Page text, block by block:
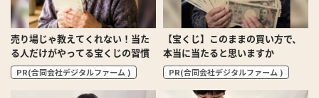
売り場じゃ教えてくれない！当た
る人だけがやってる宝くじの習慣
PR(合同会社デジタルファーム )
【宝くじ】このままの買い方で、
本当に当たると思いますか
PR(合同会社デジタルファーム )